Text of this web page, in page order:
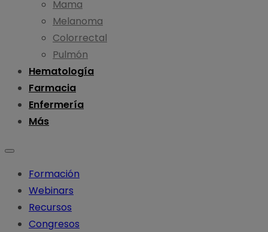
Mama
Melanoma
Colorrectal
Pulmón
Hematología
Farmacia
Enfermería
Más
Formación
Webinars
Recursos
Congresos